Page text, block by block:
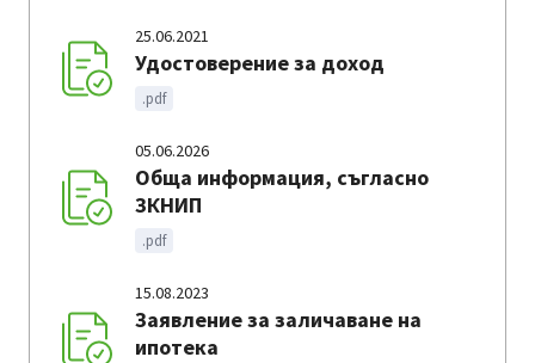
25.06.2021
Удостоверение за доход
.pdf
05.06.2026
Обща информация, съгласно
ЗКНИП
.pdf
15.08.2023
Заявление за заличаване на
ипотека